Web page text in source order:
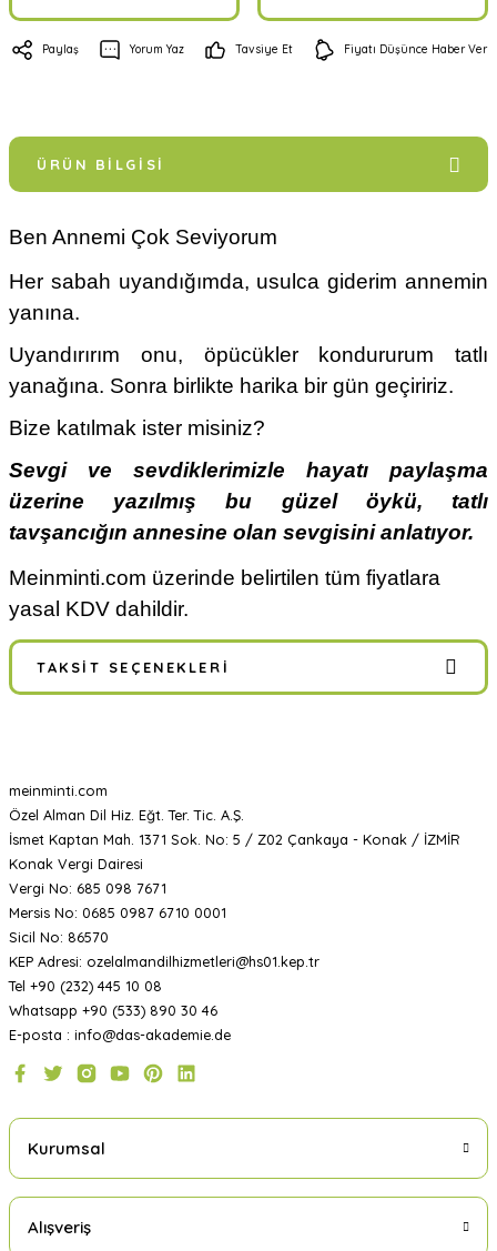
Paylaş Yorum Yaz Tavsiye Et Fiyatı Düşünce Haber Ver
ÜRÜN BILGISI
Ben Annemi Çok Seviyorum
Her sabah uyandığımda, usulca giderim annemin
yanına.
Uyandırırım onu, öpücükler kondururum tatlı
yanağına. Sonra birlikte harika bir gün geçiririz.
Bize katılmak ister misiniz?
Sevgi ve sevdiklerimizle hayatı paylaşma
üzerine yazılmış bu güzel öykü, tatlı
tavşancığın annesine olan sevgisini anlatıyor.
Meinminti.com üzerinde belirtilen tüm fiyatlara
yasal KDV dahildir.
TAKSIT SEÇENEKLERI
meinminti.com
Özel Alman Dil Hiz. Eğt. Ter. Tic. A.Ş.
İsmet Kaptan Mah. 1371 Sok. No: 5 / Z02 Çankaya - Konak / İZMİR
Konak Vergi Dairesi
Vergi No: 685 098 7671
Mersis No: 0685 0987 6710 0001
Sicil No: 86570
KEP Adresi: ozelalmandilhizmetleri@hs01.kep.tr
Tel +90 (232) 445 10 08
Whatsapp +90 (533) 890 30 46
E-posta : info@das-akademie.de
Kurumsal
Alışveriş